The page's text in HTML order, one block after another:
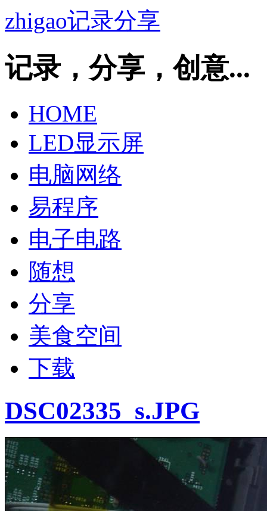
zhigao记录分享
记录，分享，创意...
HOME
LED显示屏
电脑网络
易程序
电子电路
随想
分享
美食空间
下载
DSC02335_s.JPG